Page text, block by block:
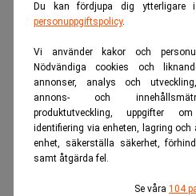
Du kan fördjupa dig ytterligare
personuppgiftspolicy.
Vi använder kakor och
Nödvändiga cookies och
annonser, analys och
annons- och
produktutveckling, uppgifter
identifiering via enheten, lagring
enhet, säkerställa säkerhet,
samt åtgärda fel.
Se våra 104